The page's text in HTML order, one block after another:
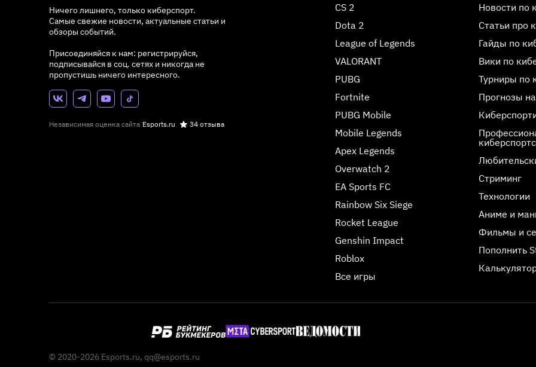
Ничего лишнего, только киберспорт.
Самые свежие новости, актуальные статьи и
обзоры событий.
Присоединяйся к нам: регистрируйся,
подписывайся в соц. сетях и никогда не
пропустишь ничего интересного.
Независимая оценка сайта Esports.ru 34 отзыва
CS 2
Dota 2
League of Legends
VALORANT
PUBG
Fortnite
PUBG Mobile
Mobile Legends
Apex Legends
Overwatch 2
EA Sports FC
Rainbow Six Siege
Rocket League
Genshin Impact
Roblox
Все игры
Новости по
Статьи про
Гайды по
Вики по
Турниры по
Прогнозы
Стриминг
Технологии
Аниме и
Фильмы и
Пополнить
© 2020-2026 Esports.ru, qq@esports.ru